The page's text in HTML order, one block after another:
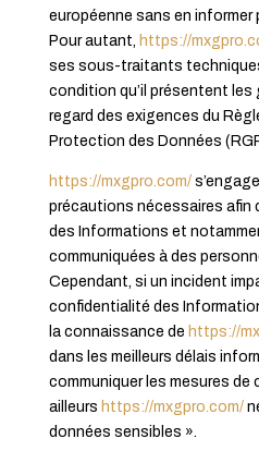
européenne sans en informer
Pour autant, https://
ses sous-traitants
condition qu’il présentent
regard des exigences du
Protection des Données
https://mxgpro.com/
précautions nécessaires afin
des Informations et
communiquées à des
Cependant, si un incident
confidentialité des
la connaissance de https://
dans les meilleurs délais
communiquer les mesures de
ailleurs https://mxgpro.com/
données sensibles ».